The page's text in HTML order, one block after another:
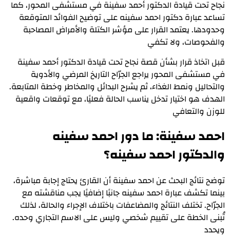
نجاح تحت قیادة الدكتور أحمد سفینة في مستشفى المحور، كما
تساعد عبارة دكتور احمد سفينه على توضيح الفوائد المتوقعة
وحدودها. يعتمد القرار على مؤشر الكتلة والأمراض المصاحبة
والفحوصات، ولا تكفي
قبل اتخاذ قرار بشأن قصة نجاح تحت قیادة الدكتور أحمد سفینة
في مستشفى المحور يراجع الجرّاح التاريخ المرضي والأدوية
والتحاليل ونمط الغذاء، ثم يشرح البدائل والمخاطر وخطة المتابعة.
الهدف هو اختيار تدخل يناسب الحالة فعليًا، مع توقعات واقعية
للوزن والتعافي
احمد سفينة: ما دور احمد سفينه
والدكتور احمد سفينه؟
توضح نتائج البحث عن احمد سفينة أن القارئ يحتاج إجابة مباشرة،
بينما تكشف عبارة احمد سفينه جانبًا إضافيًا يجب مناقشته مع
الجرّاح. تختلف النتائج والمضاعفات باختلاف الإجراء والحالة، لذلك
تُبنى الخطة على تقييم شخصي وليس على الاسم التجاري وحده.
ويحدد